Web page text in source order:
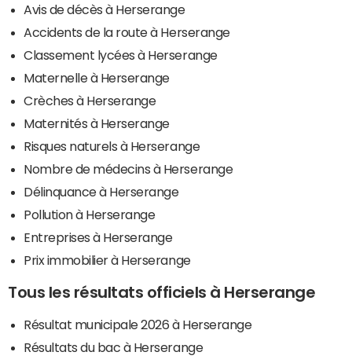
Avis de décès à Herserange
Accidents de la route à Herserange
Classement lycées à Herserange
Maternelle à Herserange
Crèches à Herserange
Maternités à Herserange
Risques naturels à Herserange
Nombre de médecins à Herserange
Délinquance à Herserange
Pollution à Herserange
Entreprises à Herserange
Prix immobilier à Herserange
Tous les résultats officiels à Herserange
Résultat municipale 2026 à Herserange
Résultats du bac à Herserange